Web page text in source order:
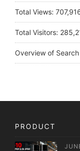
Total Views:
Total Visitors:
Overview of
PRODUCT